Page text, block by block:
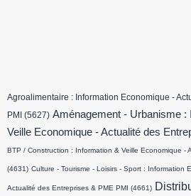
Agroalimentaire : Information Economique -
PMI (5627) Aménagement - Urbanisme :
Veille Economique - Actualité des
BTP / Construction : Information & Veille Economique -
(4631) Culture - Tourisme - Loisirs - Sport : Information
Actualité des Entreprises & PME PMI (4661)